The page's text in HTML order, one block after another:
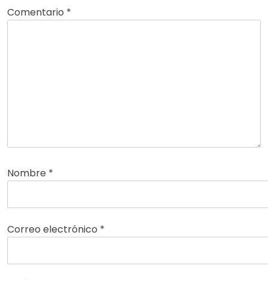
Comentario *
Nombre *
Correo electrónico *